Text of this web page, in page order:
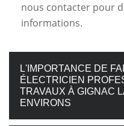
nous contacter pour
informations.
L'IMPORTANCE DE
ÉLECTRICIEN
TRAVAUX À GIGNAC
ENVIRONS